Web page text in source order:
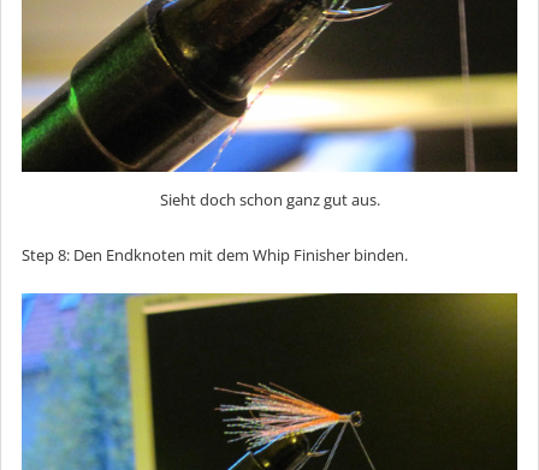
Sieht doch schon ganz gut aus.
Step 8: Den Endknoten mit dem Whip Finisher binden.